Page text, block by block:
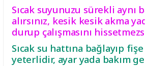
Sıcak suyunuzu sürekli aynı
alırsınız, kesik kesik akma
durup çalışmasını
Sıcak su hattına bağlayıp
yeterlidir, ayar yada bakım